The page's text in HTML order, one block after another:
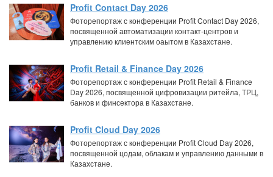
Profit Contact Day 2026
Фоторепортаж с конференции Profit Contact Day 2026,
посвященной автоматизации контакт-центров и
управлению клиентским оаытом в Казахстане.
Profit Retail & Finance Day 2026
Фоторепортаж с конференции Profit Retail & Finance
Day 2026, посвященной цифровизации ритейла, ТРЦ,
банков и финсектора в Казахстане.
Profit Cloud Day 2026
Фоторепортаж с конференции Profit Cloud Day 2026,
посвященной цодам, облакам и управлению данными в
Казахстане.